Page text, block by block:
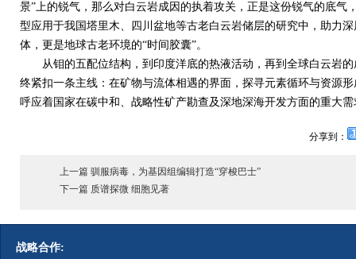
景”上的锐气，那么对白云岩成因的执着攻关，正是这份锐气的底气
型应用于我国塔里木、四川盆地等古老白云岩储层的研究中，助力
体，更是地球古老环境的“时间胶囊”。
从钼的五配位结构，到印度洋底的热液活动，再到全球白云岩的
终紧扣一条主线：在矿物与流体相遇的界面，探寻元素循环与资源
呼应着国家在碳中和、战略性矿产勘查及深地深海开发方面的重大需
分享到：
上一篇 驯服病毒，为基因组编辑打造“穿梭巴士”
下一篇 质谱探微 细胞见著
战略合作: